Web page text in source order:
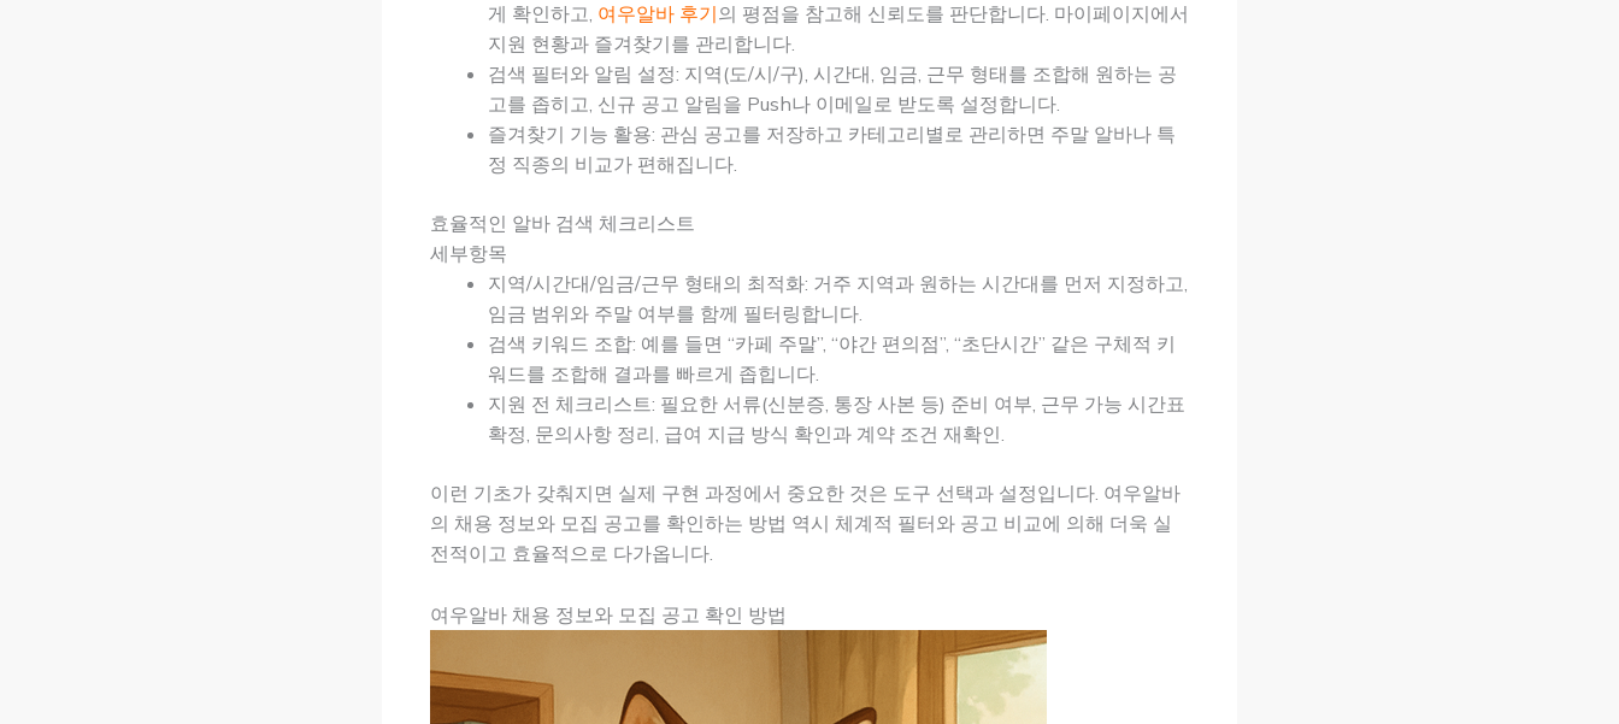
게 확인하고, 여우알바 후기의 평점을 참고해 신뢰도를 판단합니다. 마이페이지에서
지원 현황과 즐겨찾기를 관리합니다.
검색 필터와 알림 설정: 지역(도/시/구), 시간대, 임금, 근무 형태를 조합해 원하는 공
고를 좁히고, 신규 공고 알림을 Push나 이메일로 받도록 설정합니다.
즐겨찾기 기능 활용: 관심 공고를 저장하고 카테고리별로 관리하면 주말 알바나 특
정 직종의 비교가 편해집니다.
효율적인 알바 검색 체크리스트
세부항목
지역/시간대/임금/근무 형태의 최적화: 거주 지역과 원하는 시간대를 먼저 지정하고,
임금 범위와 주말 여부를 함께 필터링합니다.
검색 키워드 조합: 예를 들면 “카페 주말”, “야간 편의점”, “초단시간” 같은 구체적 키
워드를 조합해 결과를 빠르게 좁힙니다.
지원 전 체크리스트: 필요한 서류(신분증, 통장 사본 등) 준비 여부, 근무 가능 시간표
확정, 문의사항 정리, 급여 지급 방식 확인과 계약 조건 재확인.
이런 기초가 갖춰지면 실제 구현 과정에서 중요한 것은 도구 선택과 설정입니다. 여우알바
의 채용 정보와 모집 공고를 확인하는 방법 역시 체계적 필터와 공고 비교에 의해 더욱 실
전적이고 효율적으로 다가옵니다.
여우알바 채용 정보와 모집 공고 확인 방법